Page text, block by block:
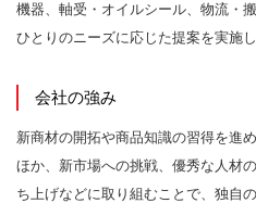
機器、軸受・オイルシール、物流・
ひとりのニーズに応じた提案を実施し
会社の強み
新商材の開拓や商品知識の習得を進
ほか、新市場への挑戦、優秀な人材
ち上げなどに取り組むことで、独自